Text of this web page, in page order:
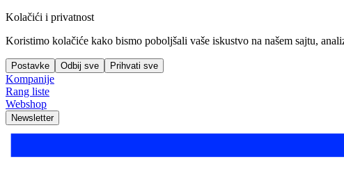
Kolačići i privatnost
Koristimo kolačiće kako bismo poboljšali vaše iskustvo na našem sajtu,
Postavke Odbij sve Prihvati sve
Kompanije
Rang liste
Webshop
Newsletter